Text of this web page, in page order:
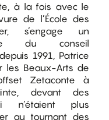
à la fois avec le
de l’École des
s’engage un
du conseil
1991, Patrice
les Beaux-Arts de
Zetaconte à
devant des
n’étaient plus
au tournant des